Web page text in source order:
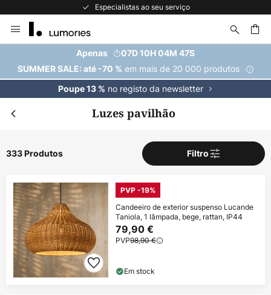
A maior seleção de marcas da Europa
para
Conteúdo
Apenas
07D 10H 04M 45S
SUMMER SALE: até -70 % em mais de 20 000 produtos
Poupe 13 % no registo da newsletter
Luzes pavilhão
333 Produtos Filtro
PVP -19%
Candeeiro de exterior suspenso Lucande
Taniola, 1 lâmpada, bege, rattan, IP44
79,90 €
PVP98,90 €
Em stock